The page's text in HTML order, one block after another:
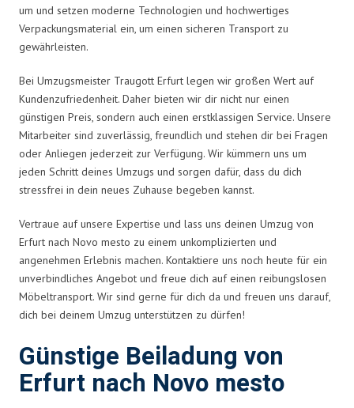
um und setzen moderne Technologien und hochwertiges
Verpackungsmaterial ein, um einen sicheren Transport zu
gewährleisten.
Bei Umzugsmeister Traugott Erfurt legen wir großen Wert auf
Kundenzufriedenheit. Daher bieten wir dir nicht nur einen
günstigen Preis, sondern auch einen erstklassigen Service. Unsere
Mitarbeiter sind zuverlässig, freundlich und stehen dir bei Fragen
oder Anliegen jederzeit zur Verfügung. Wir kümmern uns um
jeden Schritt deines Umzugs und sorgen dafür, dass du dich
stressfrei in dein neues Zuhause begeben kannst.
Vertraue auf unsere Expertise und lass uns deinen Umzug von
Erfurt nach Novo mesto zu einem unkomplizierten und
angenehmen Erlebnis machen. Kontaktiere uns noch heute für ein
unverbindliches Angebot und freue dich auf einen reibungslosen
Möbeltransport. Wir sind gerne für dich da und freuen uns darauf,
dich bei deinem Umzug unterstützen zu dürfen!
Günstige Beiladung von
Erfurt nach Novo mesto